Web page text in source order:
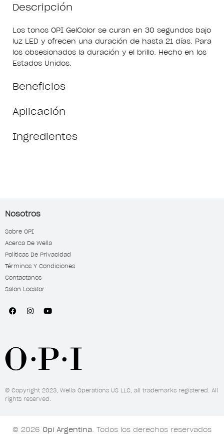
Descripción
Los tonos OPI GelColor se curan en 30 segundos bajo
luz LED y ofrecen una duración de hasta 21 días. Para
los obsesionados la duración y el brillo. Hecho en los
Estados Unidos.
Beneficios
Aplicación
Ingredientes
Nosotros
Sobre OPI
Acerca De Wella
Políticas De Privacidad
Términos Y Condiciones
Contactanos
Salon Locator
© Copyright 2023, Wella Operations US LLC, all trademarks registered. All
rights reserved.
© 2026 Opi Argentina. Todos los derechos reservados